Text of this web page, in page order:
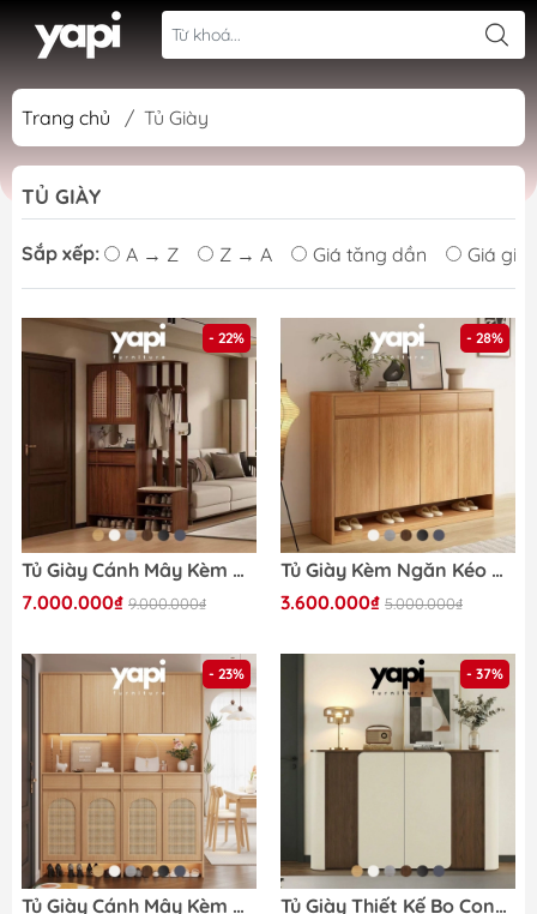
Trang chủ / Tủ Giày
TỦ GIÀY
Sắp xếp: A → Z Z → A Giá tăng dần Giá
- 22%
Tủ Giày Cánh Mây Kèm Vách Ngăn Và Ghế Ngồi Cho Phòng Khách 120x40x200cm Yapi-343
7.000.000₫ 9.000.000₫
- 28%
Tủ Giày Kèm Ngăn Kéo Nhiều Ngăn Có Kệ Gầm Tiện Lợi 160x35x110cm Yapi-340
3.600.000₫ 5.000.000₫
- 23%
Tủ Giày Cánh Mây Kèm Ngăn Kéo Có Đèn Led Sang Trọng 160x35x200cm Yapi-342
- 37%
Tủ Giày Thiết Kế Bo Cong Sang Trọng Cho Sảnh Phòng Khách 178x36x100cm Yapi-341